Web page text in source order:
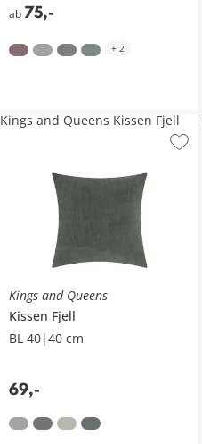
ab 75,-
+ 2
Kings and Queens
Kissen Fjell
BL 40|40 cm
69,-
Kings and Queens Kissen Fjell